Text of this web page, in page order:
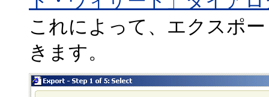
これによって、エクスポ
きます。